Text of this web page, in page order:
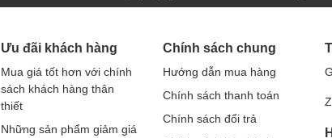
Ưu đãi khách hàng
Mua giá tốt hơn với chính
sách khách hàng thân
thiết
Những sản phẩm giảm giá
Chính sách chung
Hướng dẫn mua hàng
Chính sách thanh toán
Chính sách đổi trả